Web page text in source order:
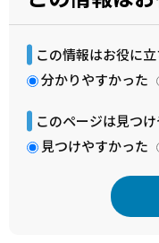
この情報はお役に
分かりやすかった
このページは見つ
見つけやすかった